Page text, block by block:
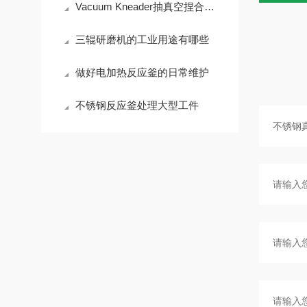
Vacuum Kneader抽真空捏合机分类选型
三辊研磨机的工业用途有哪些
做好电加热反应釜的日常维护
不锈钢反应釜处理大型工件